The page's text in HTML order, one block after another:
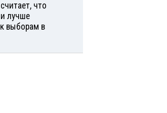
что
лучше
выборам в